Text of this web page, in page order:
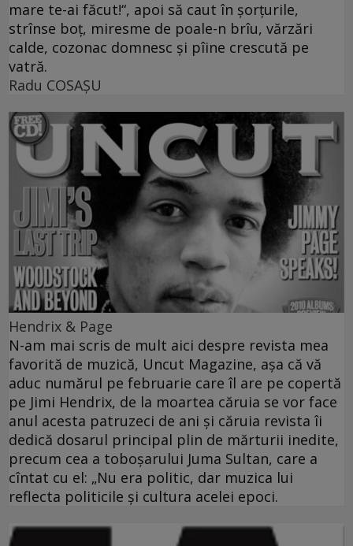
mare te-ai făcut!“, apoi să caut în şorţurile,
strînse boţ, miresme de poale-n brîu, vărzări
calde, cozonac domnesc şi pîine crescută pe
vatră.
Radu COSAŞU
Hendrix & Page
N-am mai scris de mult aici despre revista mea
favorită de muzică, Uncut Magazine, aşa că vă
aduc numărul pe februarie care îl are pe copertă
pe Jimi Hendrix, de la moartea căruia se vor face
anul acesta patruzeci de ani şi căruia revista îi
dedică dosarul principal plin de mărturii inedite,
precum cea a toboşarului Juma Sultan, care a
cîntat cu el: „Nu era politic, dar muzica lui
reflecta politicile şi cultura acelei epoci.